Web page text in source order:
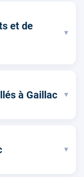
et de
▾
à Gaillac ▾
▾